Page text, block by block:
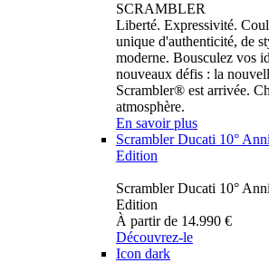
SCRAMBLER
Liberté. Expressivité.
unique d'authenticité, de
moderne. Bousculez vos
nouveaux défis : la
Scrambler® est arrivée.
atmosphère.
En savoir plus
Scrambler Ducati 10°
Edition
Scrambler Ducati 10°
Edition
À partir de 14.990 €
Découvrez-le
Icon dark